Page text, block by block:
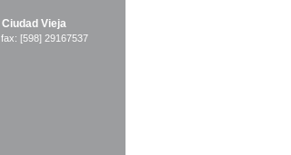
Vieja
[598] 29167537